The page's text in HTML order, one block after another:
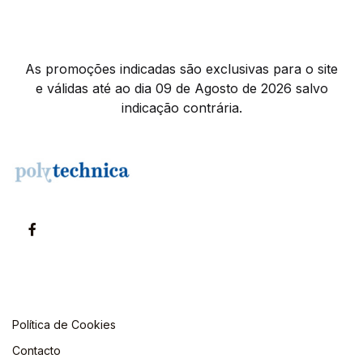
As promoções indicadas são exclusivas para o site
e válidas até ao dia 09 de Agosto de 2026 salvo
indicação contrária.
Política de Cookies
Contacto